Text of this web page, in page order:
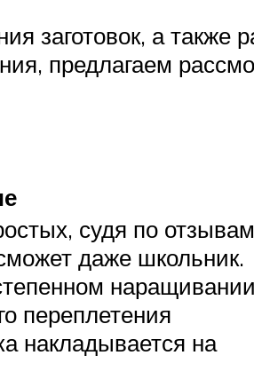
заготовок, а также
предлагаем
судя по отзывам
даже школьник.
наращивании
переплетения
накладывается на